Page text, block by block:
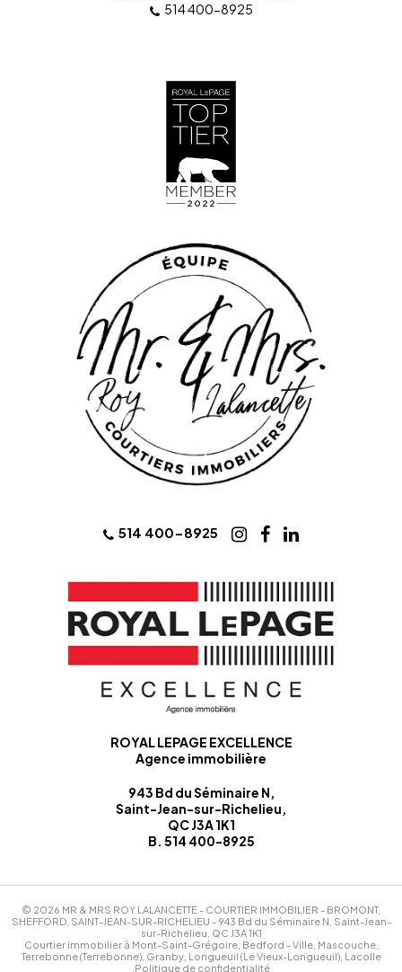
514 400-8925
ROYAL LEPAGE EXCELLENCE
Agence immobilière
943 Bd du Séminaire N,
Saint-Jean-sur-Richelieu,
QC J3A 1K1
B. 514 400-8925
514 400-8925
© 2026 MR & MRS ROY LALANCETTE - COURTIER IMMOBILIER - BROMONT,
SHEFFORD, SAINT-JEAN-SUR-RICHELIEU - 943 Bd du Séminaire N, Saint-Jean-
sur-Richelieu, QC J3A 1K1
Courtier immobilier à Mont-Saint-Grégoire, Bedford - Ville, Mascouche,
Terrebonne (Terrebonne), Granby, Longueuil (Le Vieux-Longueuil), Lacolle
,Politique de confidentialité